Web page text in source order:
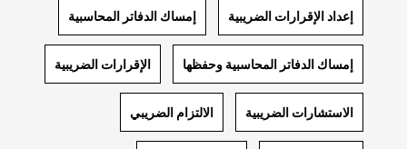
إعداد الإقرارات الضريبية إمساك الدفاتر المحاسبية
إمساك الدفاتر المحاسبية وحفظها الإقرارات الضريبية
الاستشارات الضريبية الالتزام الضريبي